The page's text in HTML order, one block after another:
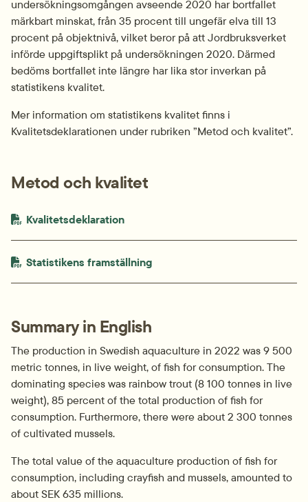
undersökningsomgången avseende 2020 har bortfallet
märkbart minskat, från 35 procent till ungefär elva till 13
procent på objektnivå, vilket beror på att Jordbruksverket
införde uppgiftsplikt på undersökningen 2020. Därmed
bedöms bortfallet inte längre har lika stor inverkan på
statistikens kvalitet.
Mer information om statistikens kvalitet finns i
Kvalitetsdeklarationen under rubriken ”Metod och kvalitet”.
Metod och kvalitet
PDF-fil.
Kvalitetsdeklarationpdf, 226.5 kB.
PDF-fil.
Statistikens framställningpdf, 667.4 kB.
Summary in English
The production in Swedish aquaculture in 2022 was 9 500
metric tonnes, in live weight, of fish for consumption. The
dominating species was rainbow trout (8 100 tonnes in live
weight), 85 percent of the total production of fish for
consumption. Furthermore, there were about 2 300 tonnes
of cultivated mussels.
The total value of the aquaculture production of fish for
consumption, including crayfish and mussels, amounted to
about SEK 635 millions.